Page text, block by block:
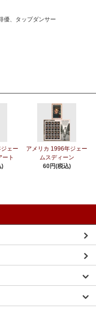
、タップダンサー
ェー
ート
)
アメリカ 1996年ジェー
ムスディーン
60円(税込)